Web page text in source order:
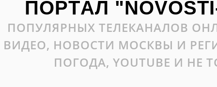
ПОРТАЛ
ПОПУЛЯРНЫХ ТЕЛЕКАНАЛОВ
ВИДЕО, НОВОСТИ МОСКВЫ И
ПОГОДА, YOUTUBE И